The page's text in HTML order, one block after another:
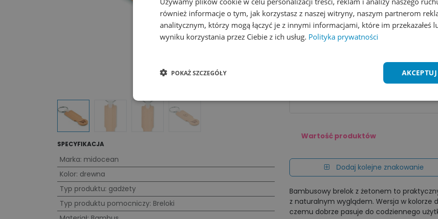
SPECYFIKACJA
Marka: midocean
Kolor: drewna
Typ produktu: gadżety
Typ produktu pomocniczy: Breloki
Zobacz wszystkie kolory Dodaj do
Cena za sztu​kę zależy od nakładu:
2,44zł
Wartość produktów
Dodaj kolejne znakowanie
Bambusowy brelok z żetonem to
z naturalnym wyglądem. Wersja w kolorze
czemu dobrze pasuje do codziennego
również informacje o tym, jak korzystasz z naszej witryny, naszym partnerom
analitycznym, którzy mogą łączyć je z innymi informacjami, które im przekazałeś
wyniku korzystania przez Ciebie z ich usług. Polityka prywatności
POKAŻ SZCZEGÓŁY